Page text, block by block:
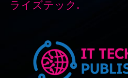
ライズテック.